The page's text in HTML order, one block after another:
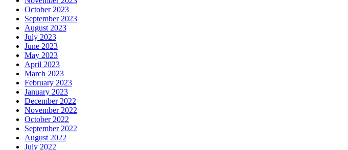
October 2023
September 2023
August 2023
July 2023
June 2023
May 2023
April 2023
March 2023
February 2023
January 2023
December 2022
November 2022
October 2022
September 2022
August 2022
July 2022